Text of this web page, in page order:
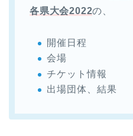
各県大会2022の、
開催日程
会場
チケット情報
出場団体、結果